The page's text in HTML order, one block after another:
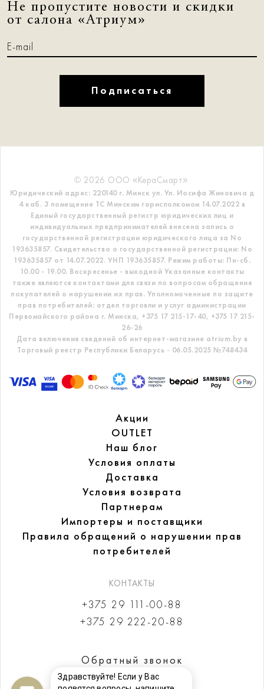
Не пропустите новости и скидки
от салона «Атриум»
Подписаться
© 2026 ООО «КераСмарт».
Юридический адрес: 220140 г. Минск ул. Ул. Иосифа Жиновича д
4 каб. 3 помещение ТС Минским горисполкомом 14.07.2022 в
Единый государственный регистр юридических лиц и
индивидуальных предпринимателей внесена запись о
государственной регистрации юридического лица за No
193635857. Свидетельство о государственной регистрации: No
193635857 от 14.07.2022. УНП 193635857. Режим работы: Пн-сб.
10.00 - 19.00. Воскресенье - выходной Указанные контакты
также являются контактами для связи по вопросам обращения
покупателей о нарушении их прав. Уполномоченные по защите
прав потребителей: отдел торговли и услуг администрации
Первомайского района г. Минска, +375 17 215-17-40, +375 17 215-
26-26
Дата включения сведений об интернет-магазине atrium.by в
Торговый реестр Республики Беларусь - 06.05.2025 №748434
Акции
OUTLET
Наш блог
Условия оплаты
Доставка
Условия возврата
Партнерам
Импортеры и поставщики
Правила обращений о нарушении прав
потребителей
КОНТАКТЫ
+375 29 111-00-88
+375 29 222-20-88
Обратный звонок
Здравствуйте! Если у Вас